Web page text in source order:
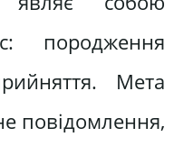
породження
Мета
повідомлення,